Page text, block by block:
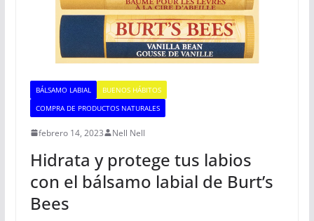
BÁLSAMO LABIAL
BUENOS HÁBITOS
COMPRA DE PRODUCTOS NATURALES
febrero 14, 2023 Nell Nell
Hidrata y protege tus labios
con el bálsamo labial de Burt’s
Bees